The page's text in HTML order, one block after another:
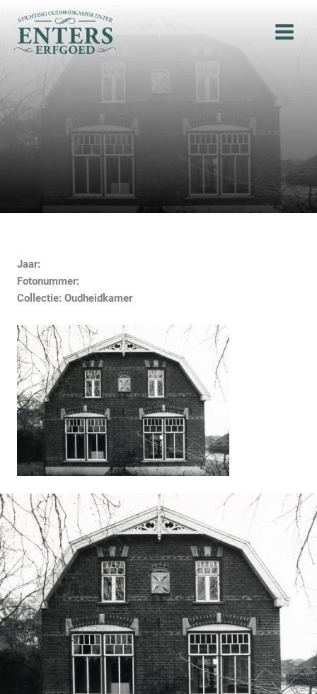
naar
Jaar:
Fotonummer:
Collectie: Oudheidkamer